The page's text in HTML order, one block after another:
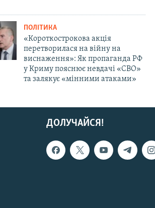
ПОЛІТИКА
«Короткострокова акція
перетворилася на війну на
виснаження»: Як пропаганда РФ
у Криму пояснює невдачі «СВО»
та залякує «мінними атаками»
ДОЛУЧАЙСЯ!